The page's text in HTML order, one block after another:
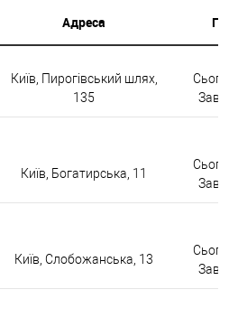
Адреса
Київ, Пирогівський шлях,
135
Київ, Богатирська, 11
Київ, Слобожанська, 13